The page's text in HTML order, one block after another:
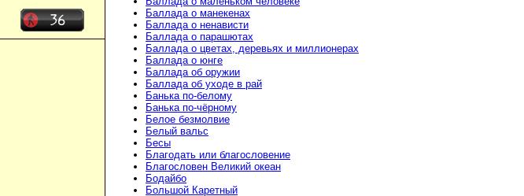
Баллада о манекенах
Баллада о ненависти
Баллада о парашютах
Баллада о цветах, деревьях и миллионерах
Баллада о юнге
Баллада об оружии
Баллада об уходе в рай
Банька по-белому
Банька по-чёрному
Белое безмолвие
Белый вальс
Бесы
Благодать или благословение
Благословен Великий океан
Бодайбо
Большой Каретный